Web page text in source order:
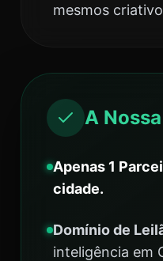
mesmos
A
Apenas 1
cidade.
Domínio de
inteligência em